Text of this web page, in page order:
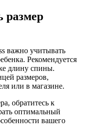
размер
важно учитывать
Рекомендуется
длину спины.
размеров,
или в магазине.
обратитесь к
оптимальный
вашего